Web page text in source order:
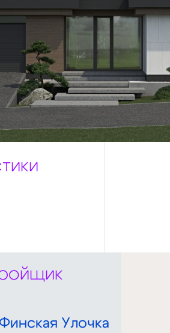
Финская Улочка